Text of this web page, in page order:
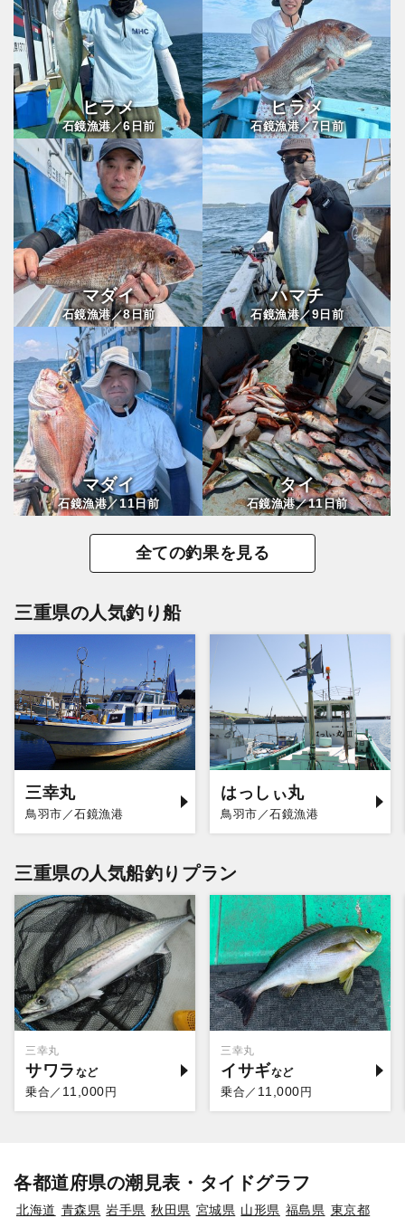
ヒラメ
石鏡漁港／6日前
ヒラメ
石鏡漁港／7日前
マダイ
石鏡漁港／8日前
ハマチ
石鏡漁港／9 日前
マダイ
石鏡漁港／11日前
タイ
石鏡漁港／11日前
全ての釣果を見る
三重県の人気釣り船
三幸丸
鳥羽市／石鏡漁港
はっしぃ丸
鳥羽市／石鏡漁港
三重県の人気船釣りプラン
三幸丸
サワラ
乗合／ 11,000円
三幸丸
イサギ
乗合／ 11,000円
各都道府県の潮見表・タイドグラフ
北海道 青森県 岩手県 秋田県 宮城県 山形県 福島県 東京都